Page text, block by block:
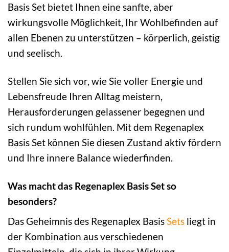
Basis Set bietet Ihnen eine sanfte, aber
wirkungsvolle Möglichkeit, Ihr Wohlbefinden auf
allen Ebenen zu unterstützen – körperlich, geistig
und seelisch.
Stellen Sie sich vor, wie Sie voller Energie und
Lebensfreude Ihren Alltag meistern,
Herausforderungen gelassener begegnen und
sich rundum wohlfühlen. Mit dem Regenaplex
Basis Set können Sie diesen Zustand aktiv fördern
und Ihre innere Balance wiederfinden.
Was macht das Regenaplex Basis Set so
besonders?
Das Geheimnis des Regenaplex BasisSets liegt in
der Kombination aus verschiedenen